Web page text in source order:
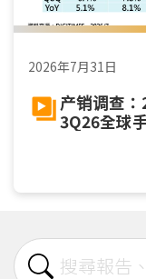
2026年7月31日
产销调查
3Q26全球